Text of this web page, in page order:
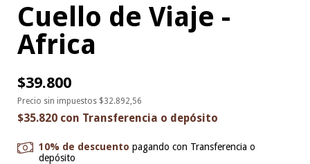
Cuello de Viaje -
Africa
$39.800
Precio sin impuestos $32.892,56
$35.820 con Transferencia o depósito
10% de descuento pagando con Transferencia o
depósito